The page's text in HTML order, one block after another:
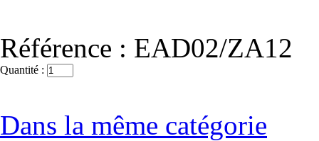
Référence : EAD02/ZA12
Quantité :
Dans la même catégorie